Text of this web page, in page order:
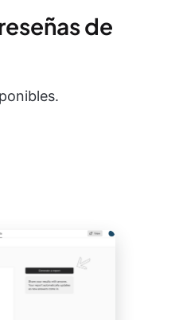
de